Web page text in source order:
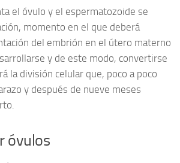
el óvulo y el espermatozoide se
momento en el que deberá
del embrión en el útero materno
y de este modo, convertirse
la división celular que, poco a poco
y después de nueve meses
óvulos